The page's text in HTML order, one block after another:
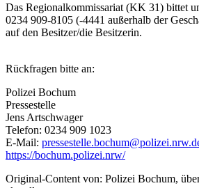
Das Regionalkommissariat (KK 31) bittet
0234 909-8105 (-4441 außerhalb der
auf den Besitzer/die Besitzerin.
Rückfragen bitte an:
Polizei Bochum
Pressestelle
Jens Artschwager
Telefon: 0234 909 1023
E-Mail:
https://bochum.polizei.nrw/
Original-Content von: Polizei Bochum,